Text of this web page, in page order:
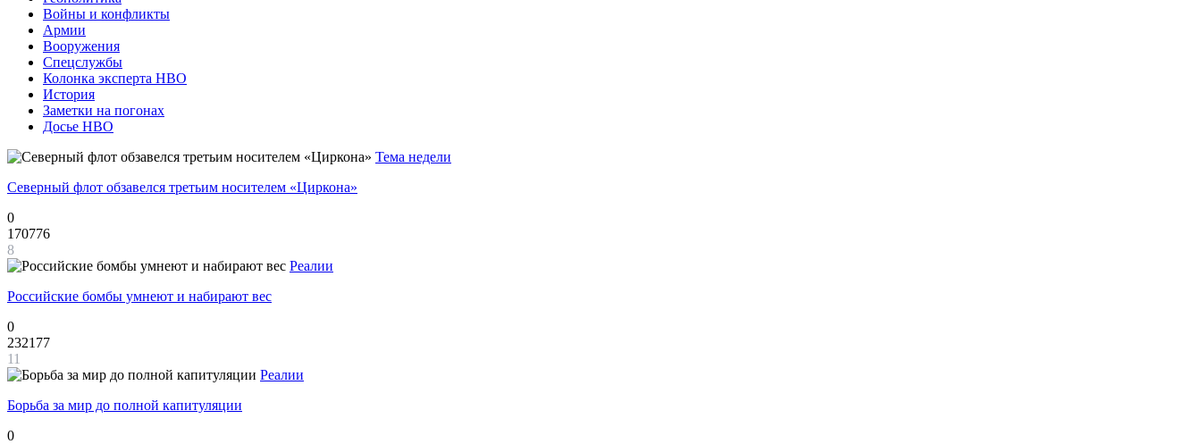
Войны и конфликты
Армии
Вооружения
Спецслужбы
Колонка эксперта НВО
История
Заметки на погонах
Досье НВО
Тема недели
Северный флот обзавелся третьим носителем «Циркона»
0
170776
8
Реалии
Российские бомбы умнеют и набирают вес
0
232177
11
Реалии
Борьба за мир до полной капитуляции
0